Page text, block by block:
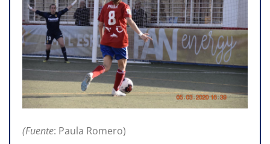
(Fuente: Paula Romero)